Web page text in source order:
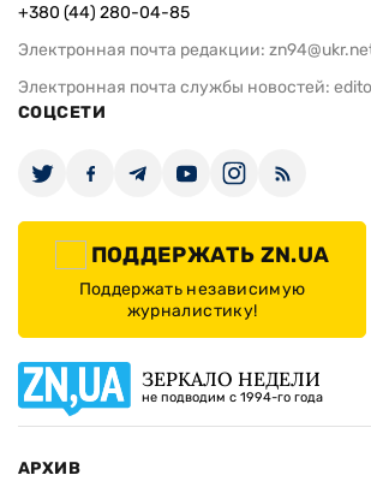
+380 (44) 280-04-85
Электронная почта редакции:
Электронная почта службы новостей:
СОЦСЕТИ
ПОДДЕРЖАТЬ ZN.UA
Поддержать независимую
журналистику!
ЗЕРКАЛО НЕДЕЛИ
не подводим с 1994-го года
АРХИВ